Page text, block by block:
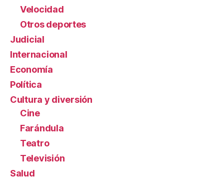
Velocidad
Otros deportes
Judicial
Internacional
Economía
Política
Cultura y diversión
Cine
Farándula
Teatro
Televisión
Salud